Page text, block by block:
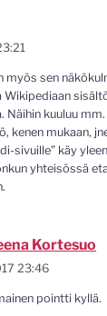
myös sen
Wikipediaan
Näihin kuuluu
kenen mukaan,
sivuille” käy
yhteisössä
Kortesuo
23:46
pointti kyllä.